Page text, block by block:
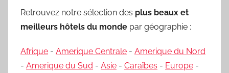
Retrouvez notre sélection des plus beaux et
meilleurs hôtels du monde par géographie :
Afrique - Amerique Centrale - Amerique du Nord
- Amerique du Sud - Asie - Caraïbes - Europe -